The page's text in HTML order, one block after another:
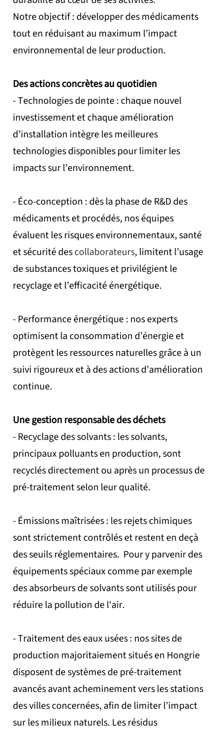
Notre objectif : développer des médicaments
tout en réduisant au maximum l’impact
environnemental de leur production.
Des actions concrètes au quotidien
- Technologies de pointe : chaque nouvel
investissement et chaque amélioration
d’installation intègre les meilleures
technologies disponibles pour limiter les
impacts sur l’environnement.
- Éco-conception : dès la phase de R&D des
médicaments et procédés, nos équipes
évaluent les risques environnementaux, santé
et sécurité descollaborateurs, limitent l’usage
de substances toxiques et privilégient le
recyclage et l’efficacité énergétique.
- Performance énergétique : nos experts
optimisent la consommation d’énergie et
protègent les ressources naturelles grâce à un
suivi rigoureux et à des actions d’amélioration
continue.
Une gestion responsable des déchets
- Recyclage des solvants : les solvants,
principaux polluants en production, sont
recyclés directement ou après un processus de
pré-traitement selon leur qualité.
- Émissions maîtrisées : les rejets chimiques
sont strictement contrôlés et restent en deçà
des seuils réglementaires. Pour y parvenir des
équipements spéciaux comme par exemple
des absorbeurs de solvants sont utilisés pour
réduire la pollution de l'air.
- Traitement des eaux usées : nos sites de
production majoritaiement situés en Hongrie
disposent de systèmes de pré-traitement
avancés avant acheminement vers les stations
des villes concernées, afin de limiter l’impact
sur les milieux naturels. Les résidus